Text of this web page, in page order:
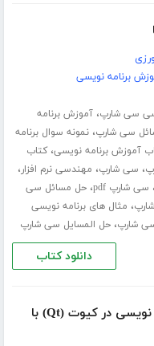
برنامه نویسی
سی شارپ،آموزش برنامه
سی شارپ،نمونه سوال برنامه
آموزش برنامه نویسی،کتاب
، سی شارپ، مهندسی نرم افزار،
، سی شارپ pdf ،حل مسائل سی
، مثال های برنامه نویسی
شارپ،حل المسایل سی شارپ
دانلود کتاب
دانلود کتاب آموزش گام به گام برنامه نویسی در کیوت (Qt) با